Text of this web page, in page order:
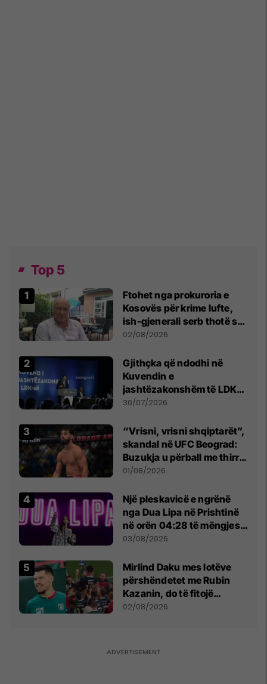
Top 5
Ftohet nga prokuroria e
Kosovës për krime lufte,
ish-gjenerali serb thotë se
dikush e tradhtoi në
02/08/2026
Gjithçka që ndodhi në
Kuvendin e
jashtëzakonshëm të LDK-
së
30/07/2026
“Vrisni, vrisni shqiptarët”,
skandal në UFC Beograd:
Buzukja u përball me thirrje
anti-shqiptare nga
01/08/2026
Një pleskavicë e ngrënë
nga Dua Lipa në Prishtinë
në orën 04:28 të mëngjesit
- dhe bota digjitale serbe
03/08/2026
Mirlind Daku mes lotëve
përshëndetet me Rubin
Kazanin, do të fitojë
miliona te Spartak Moska
02/08/2026